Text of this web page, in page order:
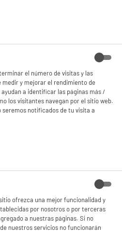
raro? Probablemente sea por
si no lo mantienes
afectar el sabor, sino que
del aparato
al máximo
calientes favoritas
navegación. Puedes oponerte a su uso
TODAS
el número de visitas y las
y mejorar el rendimiento de
a identificar las páginas más /
los visitantes navegan por el sitio web.
notificados de tu visita a
ofrezca una mejor funcionalidad y
por nosotros o por terceras
a nuestras páginas. Si no
nuestros servicios no funcionarán